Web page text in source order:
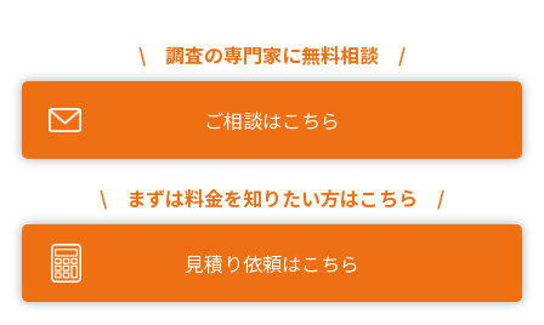
\ 調査の専門家に無料相談 /
ご相談はこちら
\ まずは料金を知りたい方はこちら /
見積り依頼はこちら